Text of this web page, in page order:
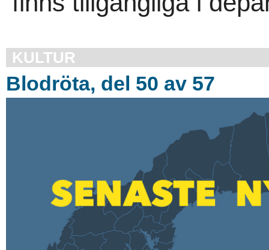
KULTUR
Blodröta, del 50 av 57